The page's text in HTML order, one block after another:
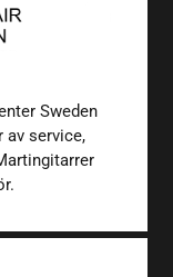
Sweden
av service,